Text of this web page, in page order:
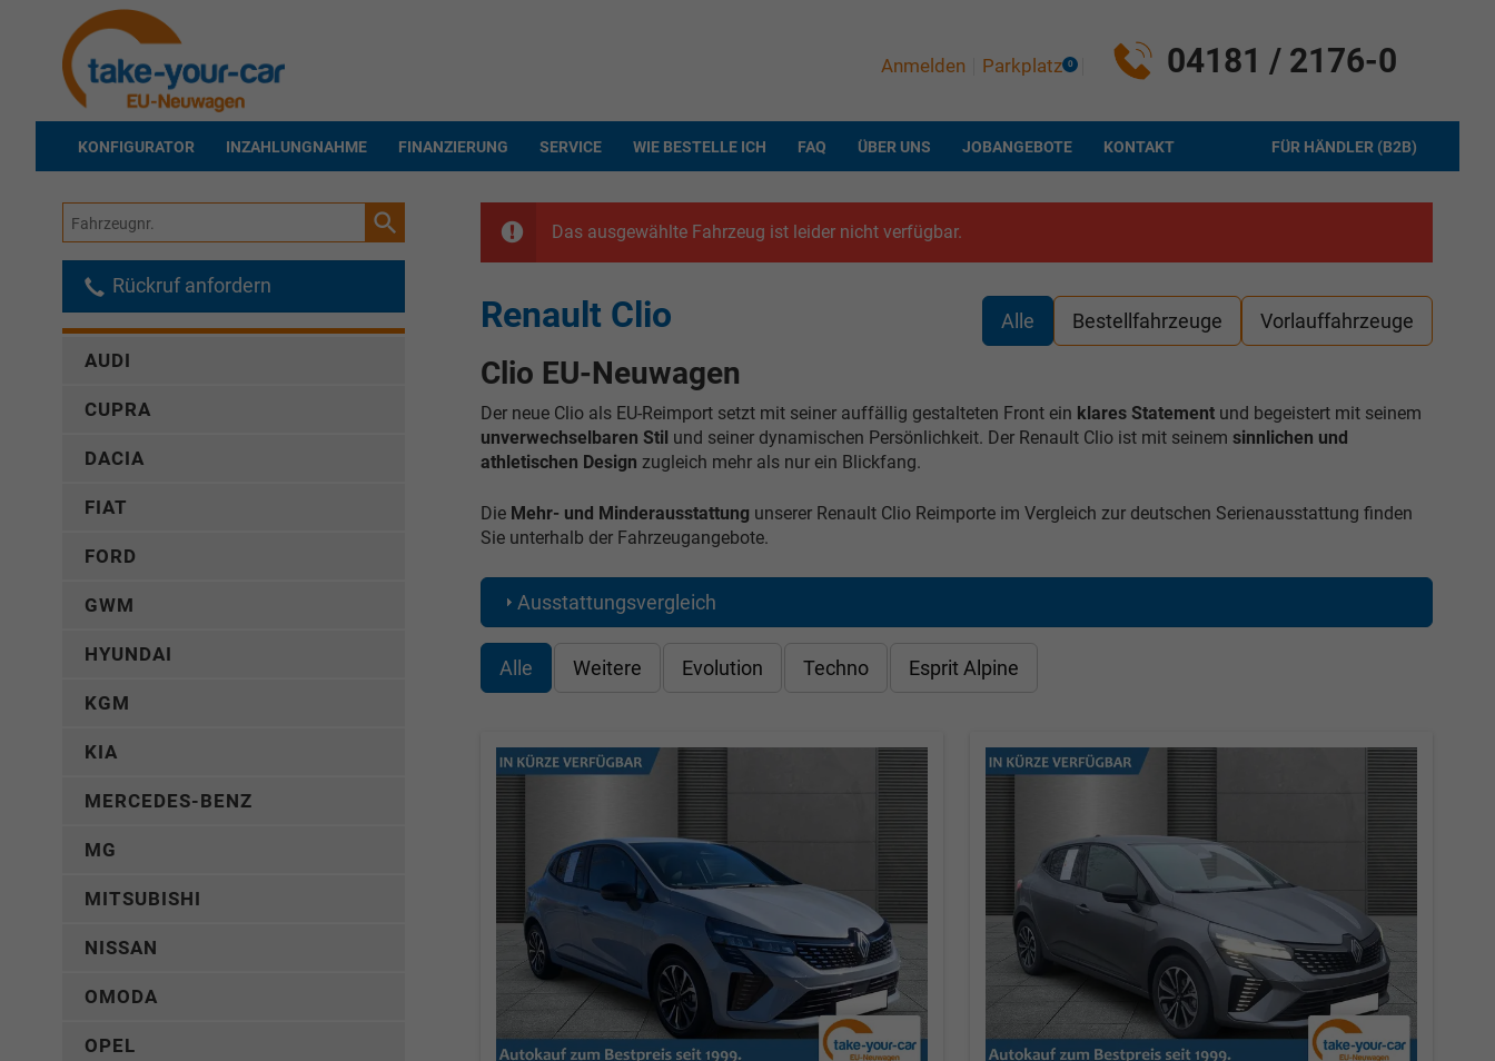
04181 / 2176-0
Anmelden Parkplatz 0
KONFIGURATOR INZAHLUNGNAHME FINANZIERUNG SERVICE WIE BESTELLE ICH FAQ ÜBER UNS JOBANGEBOTE FÜR HÄNDLER (B2B)
KONTAKT
Das ausgewählte Fahrzeug ist leider nicht verfügbar.
Alle Bestellfahrzeuge Vorlauffahrzeuge
Renault Clio
Clio EU-Neuwagen
Der neue Clio als EU-Reimport setzt mit seiner auffällig gestalteten Front ein klares Statementund begeistert mit seinem
unverwechselbaren Stil und seiner dynamischen Persönlichkeit. Der Renault Clio ist mit seinem sinnlichen und
athletischen Design zugleich mehr als nur ein Blickfang.
DieMehr- und Minderausstattung unserer Renault Clio Reimporte im Vergleich zur deutschen Serienausstattung finden
Sie unterhalb der Fahrzeugangebote.
Ausstattungsvergleich
Alle Weitere Evolution Techno Esprit Alpine
Fahrzeugnr.
Rückruf anfordern
AUDI
CUPRA
DACIA
FIAT
FORD
GWM
HYUNDAI
KGM
KIA
MERCEDES-BENZ
MG
MITSUBISHI
NISSAN
OMODA
OPEL